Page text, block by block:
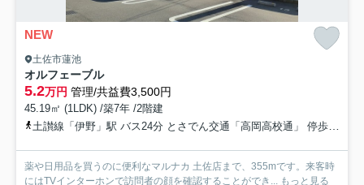
NEW
土佐市蓮池
オルフェーブル
5.2万円 管理/共益費3,500円
45.19㎡ (1LDK) /築7年 /2階建
土讃線「伊野」駅 バス24分 とさでん交通「高岡高校通」 停歩13分
薬や日用品を買うのに便利なマルナカ 土佐店まで、355mです。来客時
にはTVインターホンで訪問者の顔を確認することができ... もっと見る